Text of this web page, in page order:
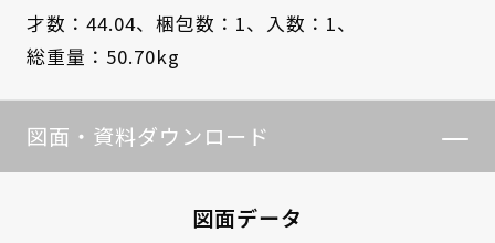
才数：44.04、 梱包数：1、
入数：1、
総重量：50.70kg
図面・資料ダウンロード
図面データ